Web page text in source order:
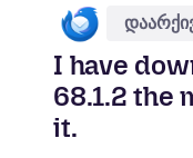
I have
68.1.2 the
it.